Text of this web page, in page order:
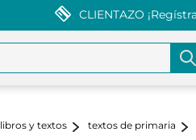
CLIENTAZO
libros y textos textos de primaria